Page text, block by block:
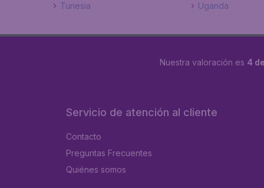
Tunesia
Uganda
Nuestra valoración es 4
Servicio de atención al cliente
Contacto
Preguntas Frecuentes
Quiénes somos